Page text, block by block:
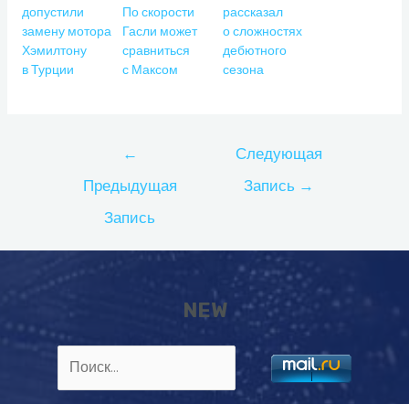
допустили
замену мотора
Хэмилтону
в Турции
По скорости
Гасли может
сравниться
с Максом
рассказал
о сложностях
дебютного
сезона
записям
←
Предыдущая
Запись
Следующая
Запись →
NEW